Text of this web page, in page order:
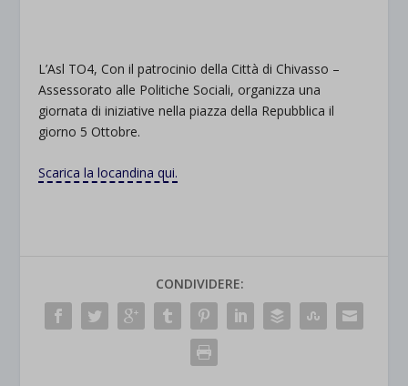
L’Asl TO4, Con il patrocinio della Città di Chivasso –
Assessorato alle Politiche Sociali, organizza una
giornata di iniziative nella piazza della Repubblica il
giorno 5 Ottobre.
Scarica la locandina qui.
CONDIVIDERE: